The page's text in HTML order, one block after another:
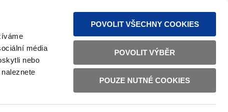
média
nebo
POVOLIT VŠECHNY COOKIES
POVOLIT VÝBĚR
POUZE NUTNÉ COOKIES
TEXTOVÁ VERZE ČESKY ENGLISH